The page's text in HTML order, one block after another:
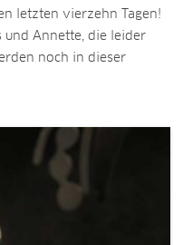
letzten vierzehn Tagen!
und Annette, die leider
noch in dieser